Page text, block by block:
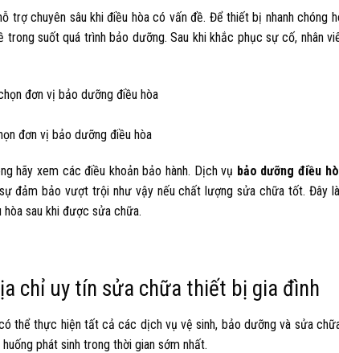
chuyên sâu khi điều hòa có vấn đề. Để thiết bị nhanh chóng
suốt quá trình bảo dưỡng. Sau khi khắc phục sự cố, nhân
đơn vị bảo dưỡng điều hòa
hãy xem các điều khoản bảo hành. Dịch vụ bảo dưỡng điều
đảm bảo vượt trội như vậy nếu chất lượng sửa chữa tốt. Đây
sau khi được sửa chữa.
chỉ uy tín sửa chữa thiết bị gia đình
thể thực hiện tất cả các dịch vụ vệ sinh, bảo dưỡng và sửa
phát sinh trong thời gian sớm nhất.